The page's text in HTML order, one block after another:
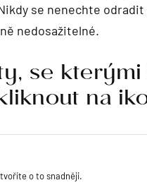
se nenechte
nedosažitelné.
se na
o to snadněji.